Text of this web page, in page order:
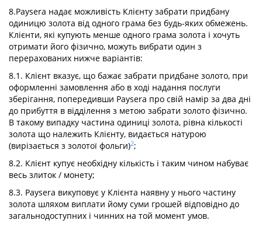
8.Paysera надає можливість Клієнту забрати придбану
одиницю золота від одного грама без будь-яких обмежень.
Клієнти, які купують менше одного грама золота і хочуть
отримати його фізично, можуть вибрати один з
перерахованих нижче варіантів:
8.1. Клієнт вказує, що бажає забрати придбане золото, при
оформленні замовлення або в ході надання послуги
зберігання, попередивши Paysera про свій намір за два дні
до прибуття в відділення з метою забрати золото фізично.
В такому випадку частина одиниці золота, рівна кількості
золота що належить Клієнту, видається натурою
(вирізається з золотої фольги)2;
8.2. Клієнт купує необхідну кількість і таким чином набуває
весь злиток / монету;
8.3. Paysera викуповує у Клієнта наявну у нього частину
золота шляхом виплати йому суми грошей відповідно до
загальнодоступних і чинних на той момент умов.